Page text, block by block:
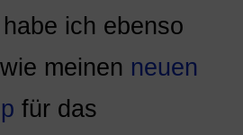
ich ebenso
meinen neuen
für das